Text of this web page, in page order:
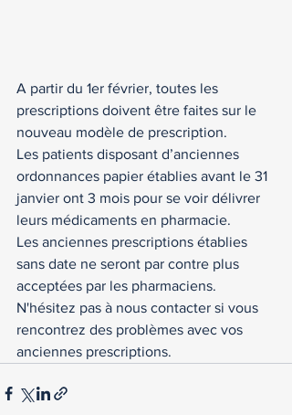
A partir du 1er février, toutes les
prescriptions doivent être faites sur le
nouveau modèle de prescription.
Les patients disposant d’anciennes
ordonnances papier établies avant le 31
janvier ont 3 mois pour se voir délivrer
leurs médicaments en pharmacie.
Les anciennes prescriptions établies
sans date ne seront par contre plus
acceptées par les pharmaciens.
N'hésitez pas à nous contacter si vous
rencontrez des problèmes avec vos
anciennes prescriptions.